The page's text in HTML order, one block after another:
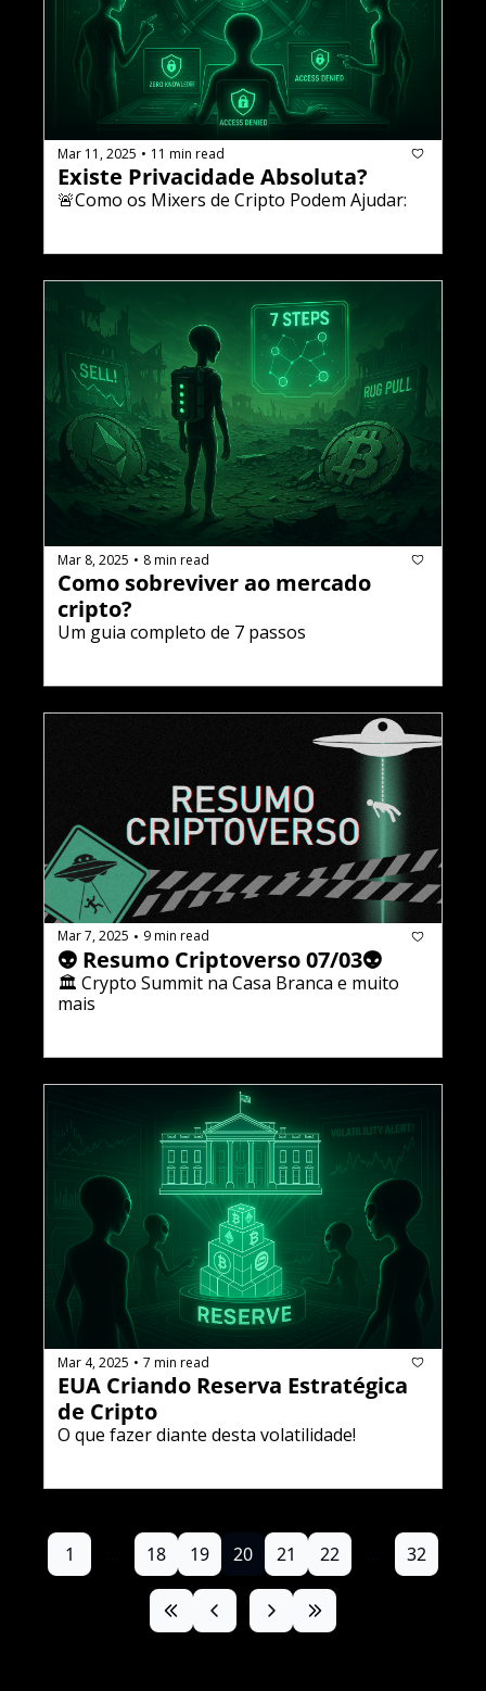
Mar 11, 2025 • 11 min read
Existe Privacidade Absoluta?
🚨Como os Mixers de Cripto Podem Ajudar:
Mar 8, 2025 • 8 min read
Como sobreviver ao mercado
cripto?
Um guia completo de 7 passos
Mar 7, 2025 • 9 min read
👽 Resumo Criptoverso 07/03👽
🏛️ Crypto Summit na Casa Branca e muito
mais
Mar 4, 2025 • 7 min read
EUA Criando Reserva Estratégica
de Cripto
O que fazer diante desta volatilidade!
1 18 19 20 21 22 32